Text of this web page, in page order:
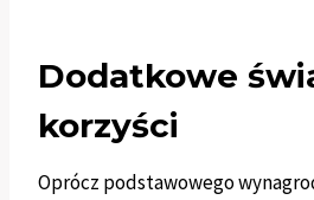
Dodatkowe
korzyści
Oprócz podstawowego